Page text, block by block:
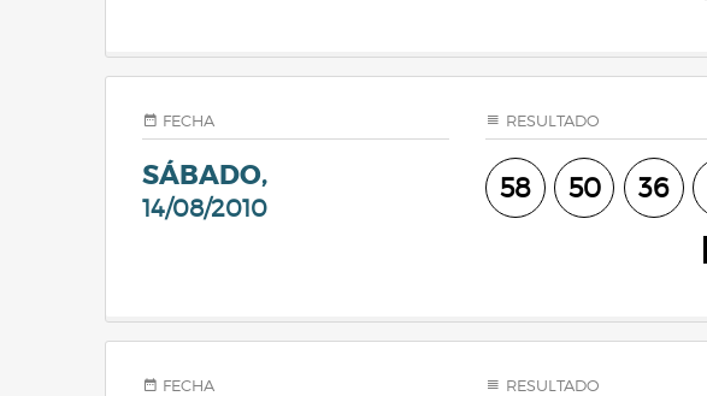
FECHA
SÁBADO,
14/08/2010
RESULTADO
58 50 36
FECHA RESULTADO